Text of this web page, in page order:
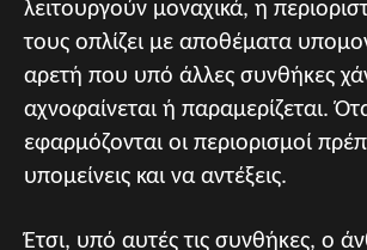
λειτουργούν μοναχικά, η
τους οπλίζει με αποθέματα
αρετή που υπό άλλες συνθήκες
αχνοφαίνεται ή παραμερίζεται.
εφαρμόζονται οι περιορισμοί
υπομείνεις και να αντέξεις.
Έτσι, υπό αυτές τις συνθήκες, ο